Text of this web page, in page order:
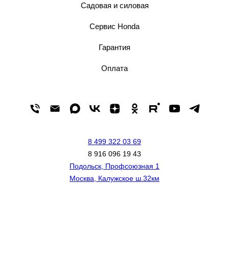
Садовая и силовая
Сервис Honda
Гарантия
Оплата
8 499 322 03 69
8 916 096 19 43
Подольск, Профсоюзная 1
Москва, Калужское ш.32км